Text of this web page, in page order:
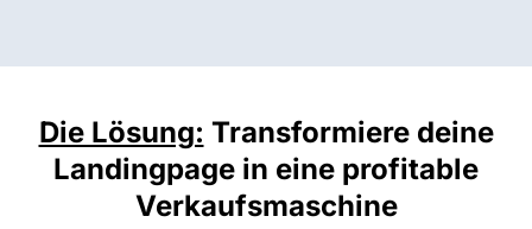
Die Lösung: Transformiere deine
Landingpage in eine profitable
Verkaufsmaschine